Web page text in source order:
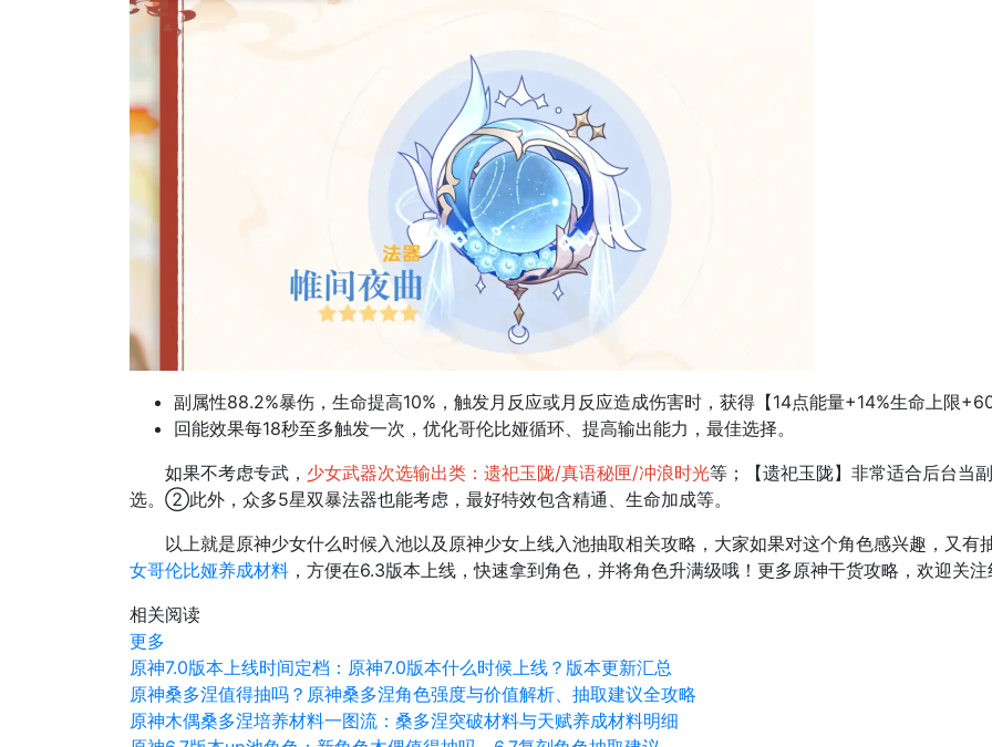
副属性88.2%暴伤，生命提高10%，触发月反应或月反应造成伤害时，获得【14点能量+14%生命上限
回能效果每18秒至多触发一次，优化哥伦比娅循环、提高输出能力，最佳选择。
如果不考虑专武， 少女武器次选输出类：遗祀玉陇/真语秘匣/冲浪时光等；【遗祀玉陇】非常适合后台当
选。②此外，众多5星双暴法器也能考虑，最好特效包含精通、生命加成等。
以上就是原神少女什么时候入池以及原神少女上线入池抽取相关攻略，大家如果对这个角色感兴趣，又有
女哥伦比娅养成材料 ，方便在6.3版本上线，快速拿到角色，并将角色升满级哦！更多原神干货攻略，欢迎关注
相关阅读
更多
原神7.0版本上线时间定档：原神7.0版本什么时候上线？版本更新汇总
原神桑多涅值得抽吗？原神桑多涅角色强度与价值解析、抽取建议全攻略
原神木偶桑多涅培养材料一图流：桑多涅突破材料与天赋养成材料明细